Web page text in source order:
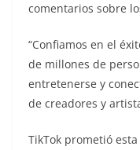
comentarios sobre
“Confiamos en el
de millones de
entretenerse y
de creadores y
TikTok prometió